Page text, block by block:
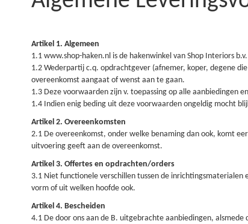
Artikel 1. Algemeen
1.1 www.shop-haken.nl is de hakenwinkel van Shop Interiors
1.2 Wederpartij c.q. opdrachtgever (afnemer, koper, degene
overeenkomst aangaat of wenst aan te gaan.
1.3 Deze voorwaarden zijn v. toepassing op alle aanbiedingen
1.4 Indien enig beding uit deze voorwaarden ongeldig mocht
Artikel 2. Overeenkomsten
2.1 De overeenkomst, onder welke benaming dan ook, komt
uitvoering geeft aan de overeenkomst.
Artikel 3. Offertes en opdrachten/orders
3.1 Niet functionele verschillen tussen de
vorm of uit welken hoofde ook.
Artikel 4. Bescheiden
4.1 De door ons aan de B. uitgebrachte aanbiedingen,